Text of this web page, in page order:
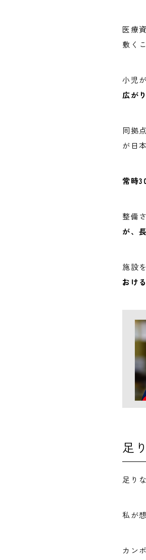
医療
敷く
小児
広が
同拠
が日
常時
整備
が、
施設
おけ
足
足り
私が
カン